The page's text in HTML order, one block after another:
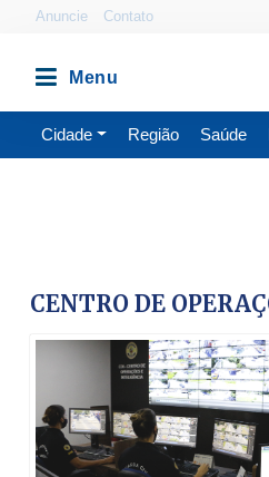
Anuncie Contato
Cidade Região Saúde
CENTRO DE